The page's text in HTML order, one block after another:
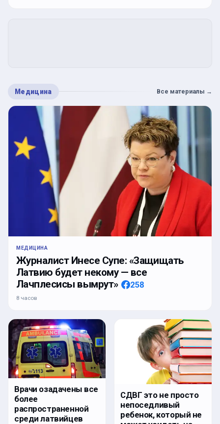
Медицина Все материалы →
МЕДИЦИНА
Журналист Инесе Супе: «Защищать
Латвию будет некому — все
Лачплесисы вымрут»
258
8 часов
Врачи озадачены все
более
распространенной
среди латвийцев
СДВГ это не просто
непоседливый
ребенок, который не